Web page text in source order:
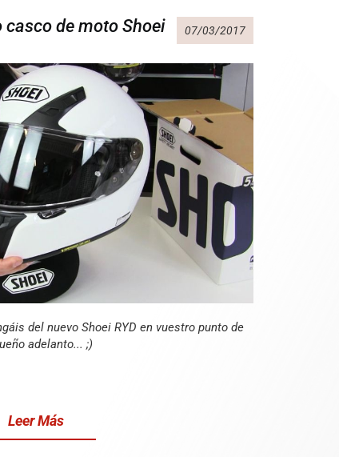
casco de moto Shoei
07/03/2017
del nuevo Shoei RYD en vuestro punto de
adelanto... ;)
Leer Más